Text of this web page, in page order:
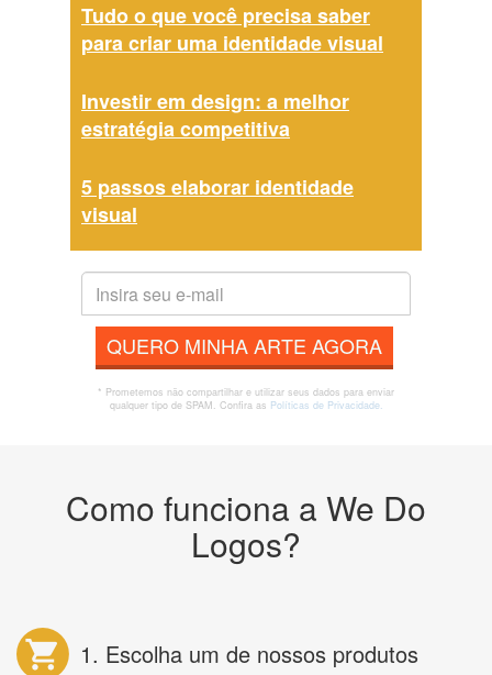
Tudo o que você precisa saber
para criar uma identidade visual
Investir em design: a melhor
estratégia competitiva
5 passos elaborar identidade
visual
QUERO MINHA ARTE AGORA
* Prometemos não compartilhar e utilizar seus dados para enviar
qualquer tipo de SPAM. Confira as Políticas de Privacidade.
Como funciona a We Do
Logos?
1. Escolha um de nossos produtos